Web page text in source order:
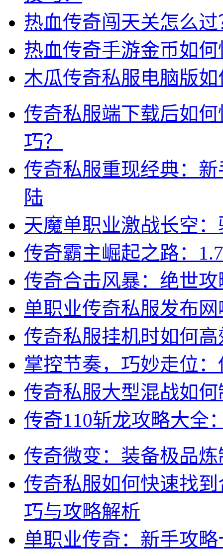
热血传奇闯天关怎么
热血传奇手游金币如
木瓜传奇私服电脑版
传奇私服端下载后如
巧？
传奇私服重现经典：
陆
天魔单职业激战长空
传奇霸主崛起之路：
传奇合击风暴：绝世
单职业传奇私服发布
传奇私服挂机时如何
掌控节奏，巧妙走位
传奇私服大型混战如
传奇110斩龙攻略大全
传奇微变：装备极品
传奇私服如何快速找
巧与攻略解析
单职业传奇：新手攻